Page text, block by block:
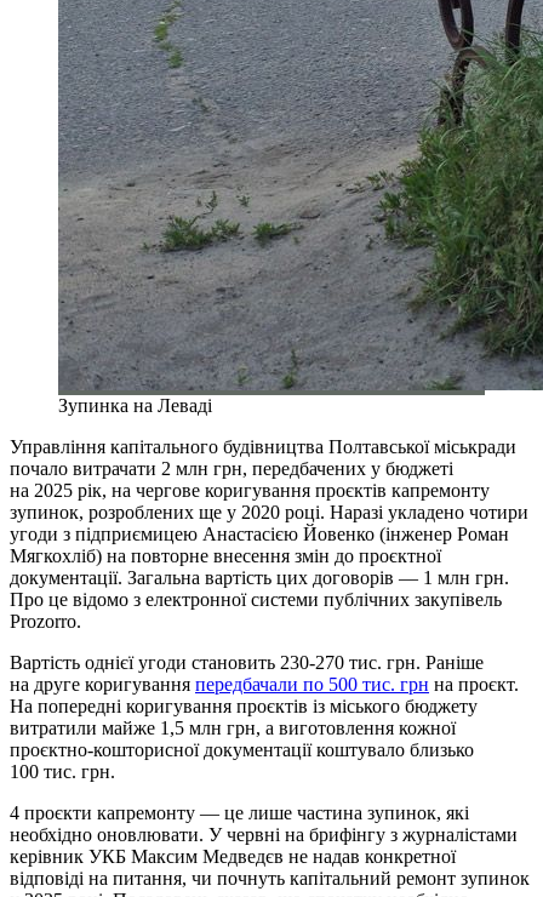
Зупинка на Леваді
Управління капітального будівництва Полтавської міськради
почало витрачати 2 млн грн, передбачених у бюджеті
на 2025 рік, на чергове коригування проєктів капремонту
зупинок, розроблених ще у 2020 році. Наразі укладено чотири
угоди з підприємицею Анастасією Йовенко (інженер Роман
Мягкохліб) на повторне внесення змін до проєктної
документації. Загальна вартість цих договорів — 1 млн грн.
Про це відомо з електронної системи публічних закупівель
Prozorro.
Вартість однієї угоди становить 230-270 тис. грн. Раніше
на друге коригування передбачали по 500 тис. грн на проєкт.
На попередні коригування проєктів із міського бюджету
витратили майже 1,5 млн грн, а виготовлення кожної
проєктно-кошторисної документації коштувало близько
100 тис. грн.
4 проєкти капремонту — це лише частина зупинок, які
необхідно оновлювати. У червні на брифінгу з журналістами
керівник УКБ Максим Медведєв не надав конкретної
відповіді на питання, чи почнуть капітальний ремонт зупинок